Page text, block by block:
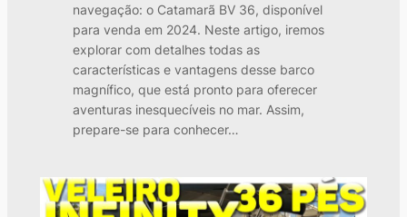
navegação: o Catamarã BV 36, disponível
para venda em 2024. Neste artigo, iremos
explorar com detalhes todas as
características e vantagens desse barco
magnífico, que está pronto para oferecer
aventuras inesquecíveis no mar. Assim,
prepare-se para conhecer…